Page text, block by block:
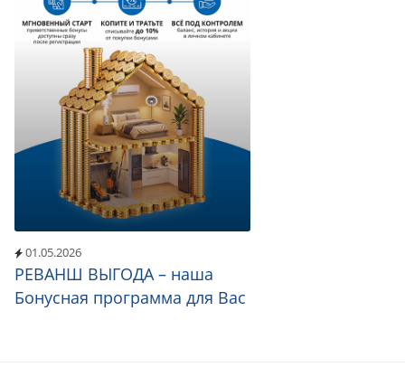
01.05.2026
РЕВАНШ ВЫГОДА – наша
Бонусная программа для Вас